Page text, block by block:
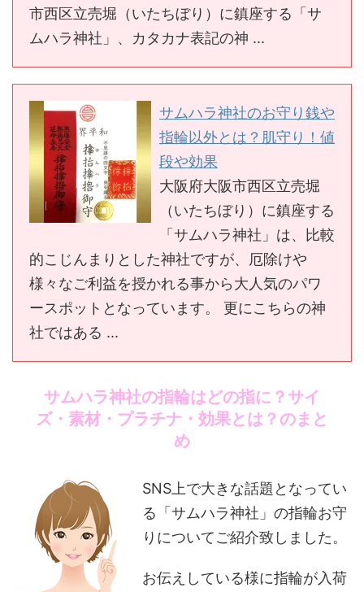
市西区立売堀（いたちぼり）に鎮座する「サ
ムハラ神社」、カタカナ表記の神 ...
サムハラ神社のお守り銭や
指輪以外とは？肌守り！値
段や効果
大阪府大阪市西区立売堀
（いたちぼり）に鎮座する
「サムハラ神社」は、比較
的こじんまりとした神社ですが、厄除けや
様々なご利益を授かれる事から大人気のパワ
ースポットとなっています。 更にこちらの神
社ではある ...
サムハラ神社の指輪はどの指に？サイ
ズ・素材・プラチナ・効果とは？のまと
め
SNS上で大きな話題となってい
る「サムハラ神社」の指輪お守
りについてご紹介致しました。
お伝えしている様に指輪が入荷